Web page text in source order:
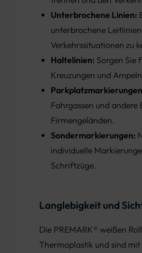
Unterbrochene Linien:
unterbrochene
Verkehrssituationen zu
Haltelinien: Sorgen Sie
Kreuzungen und
Fahrgassen und
Firmengeländen.
Sondermarkierungen:
individuelle
Schriftzüge.
Langlebigkeit und
Die PREMARK® weißen
Thermoplastik und sind